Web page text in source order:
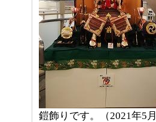
鎧飾りです。（2021年5